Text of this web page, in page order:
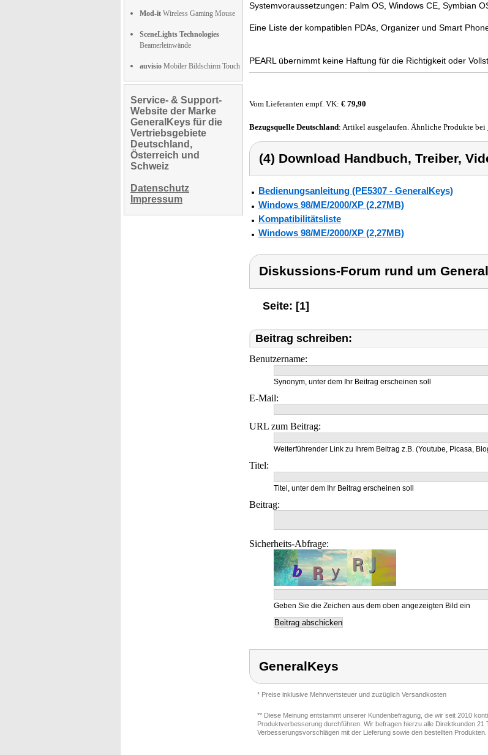
Mod-it Wireless Gaming Mouse
SceneLights Technologies
Beamerleinwände
auvisio Mobiler Bildschirm Touch
Service- & Support-
Website der Marke
GeneralKeys für die
Vertriebsgebiete
Deutschland,
Österreich und
Schweiz
Datenschutz
Impressum
Systemvoraussetzungen: Palm OS, Windows CE, Symbian
Eine Liste der kompatiblen PDAs, Organizer und Smart
PEARL übernimmt keine Haftung für die Richtigkeit oder
Vom Lieferanten empf. VK: € 79,90
Bezugsquelle Deutschland: Artikel ausgelaufen. Ähnliche Produkte bei
(4) Download Handbuch, Treiber,
Bedienungsanleitung (PE5307 - GeneralKeys)
Windows 98/ME/2000/XP (2,27MB)
Kompatibilitätsliste
Windows 98/ME/2000/XP (2,27MB)
Diskussions-Forum rund um
Seite: [1]
Beitrag schreiben:
Benutzername:
Synonym, unter dem Ihr Beitrag erscheinen soll
E-Mail:
URL zum Beitrag:
Weiterführender Link zu Ihrem Beitrag z.B. (Youtube, Picasa,
Titel:
Titel, unter dem Ihr Beitrag erscheinen soll
Beitrag:
Sicherheits-Abfrage:
Geben Sie die Zeichen aus dem oben angezeigten Bild ein
GeneralKeys
* Preise inklusive Mehrwertsteuer und zuzüglich Versandkosten
** Diese Meinung entstammt unserer Kundenbefragung, die wir seit 2010
Produktverbesserung durchführen. Wir befragen hierzu alle Direktkunden
Verbesserungsvorschlägen mit der Lieferung sowie den bestellten Produkten.